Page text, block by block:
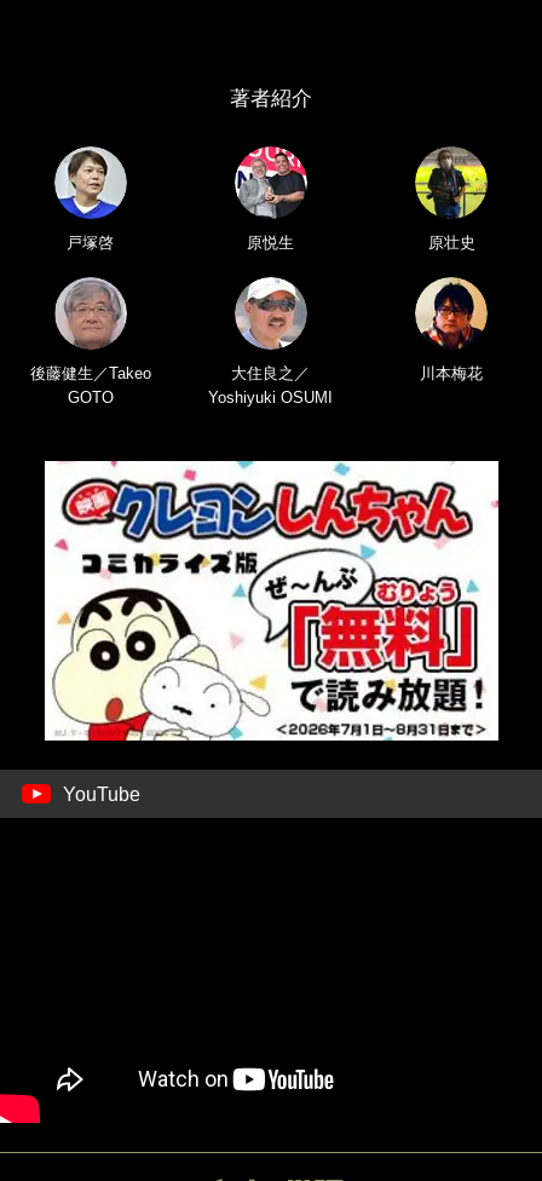
著者紹介
戸塚啓 原悦生 原壮史
後藤健生／Takeo
GOTO
大住良之／
Yoshiyuki OSUMI
川本梅花
YouTube